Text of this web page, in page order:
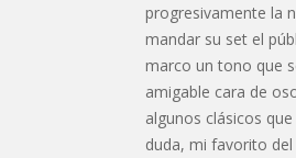
progresivamente la
mandar su set el
marco un tono que
amigable cara de
algunos clásicos
duda, mi favorito